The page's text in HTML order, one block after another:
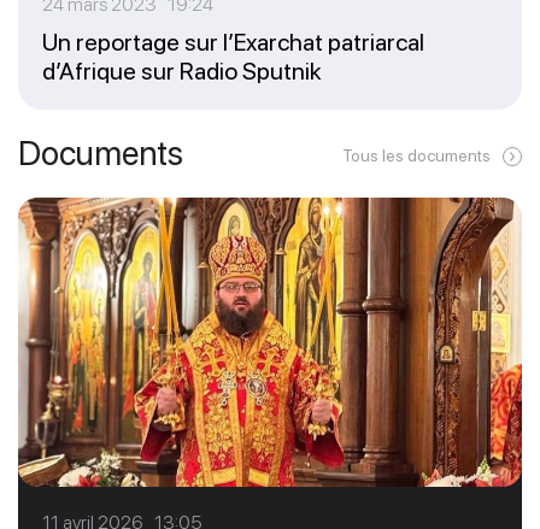
Un reportage sur l’Exarchat patriarcal
d’Afrique sur Radio Sputnik
Documents Tous les documents
11 avril 2026 13:05